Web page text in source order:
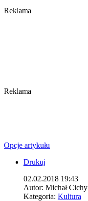
Reklama
Reklama
Opcje artykułu
Drukuj
02.02.2018 19:43
Autor: Michał Cichy
Kategoria: Kultura